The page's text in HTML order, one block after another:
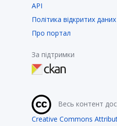
API
Політика відкритих даних
Про портал
За підтримки
Весь контент
Creative Commons